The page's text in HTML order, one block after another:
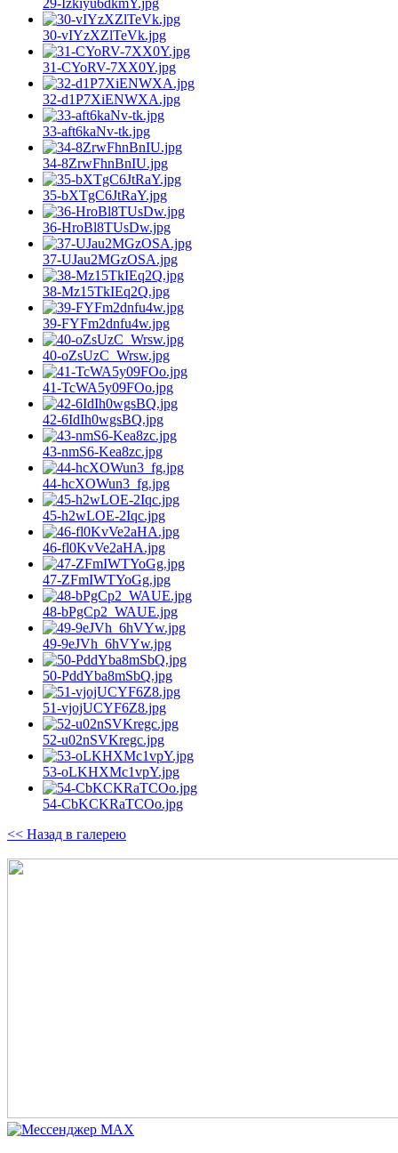
30-vIYzXZlTeVk.jpg
31-CYoRV-7XX0Y.jpg
32-d1P7XiENWXA.jpg
33-aft6kaNv-tk.jpg
34-8ZrwFhnBnIU.jpg
35-bXTgC6JtRaY.jpg
36-HroBl8TUsDw.jpg
37-UJau2MGzOSA.jpg
38-Mz15TkIEq2Q.jpg
39-FYFm2dnfu4w.jpg
40-oZsUzC_Wrsw.jpg
41-TcWA5y09FOo.jpg
42-6IdIh0wgsBQ.jpg
43-nmS6-Kea8zc.jpg
44-hcXOWun3_fg.jpg
45-h2wLOE-2Iqc.jpg
46-fl0KvVe2aHA.jpg
47-ZFmIWTYoGg.jpg
48-bPgCp2_WAUE.jpg
49-9eJVh_6hVYw.jpg
50-PddYba8mSbQ.jpg
51-vjojUCYF6Z8.jpg
52-u02nSVKregc.jpg
53-oLKHXMc1vpY.jpg
54-CbKCKRaTCOo.jpg
<< Назад в галерею